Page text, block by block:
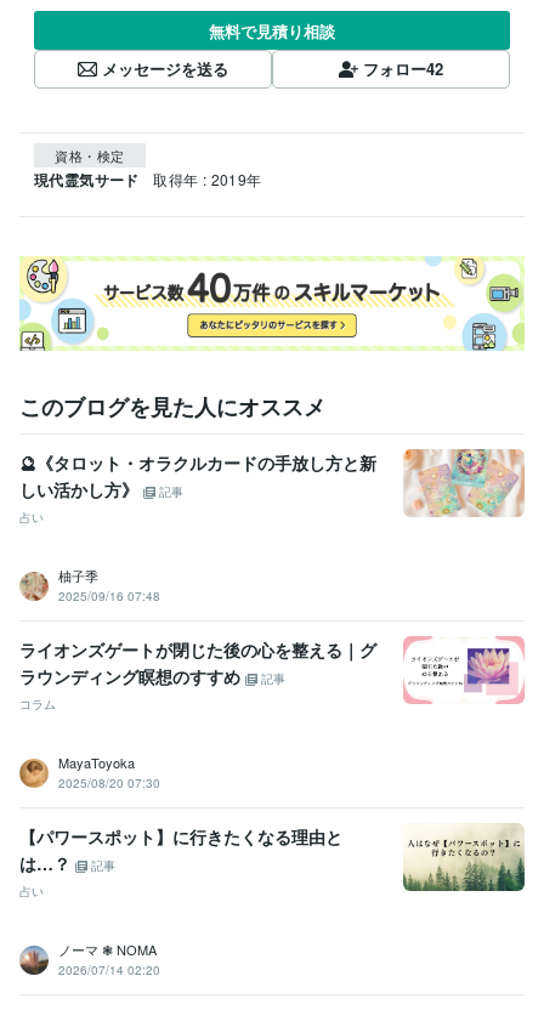
無料で見積り相談
メッセージを送る
フォロー42
資格・検定
現代霊気サード 取得年 : 2019年
このブログを見た人にオススメ
🔮《タロット・オラクルカードの手放し方と新
しい活かし方》
記事
占い
柚子季
2025/09/16 07:48
ライオンズゲートが閉じた後の心を整える｜グ
ラウンディング瞑想のすすめ
記事
コラム
MayaToyoka
2025/08/20 07:30
【パワースポット】に行きたくなる理由と
は…？
記事
占い
ノーマ ❃ NOMA
2026/07/14 02:20